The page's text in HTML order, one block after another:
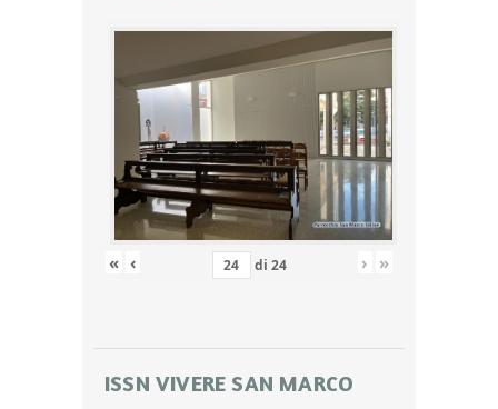
« ‹ di 24 › »
ISSN VIVERE SAN MARCO